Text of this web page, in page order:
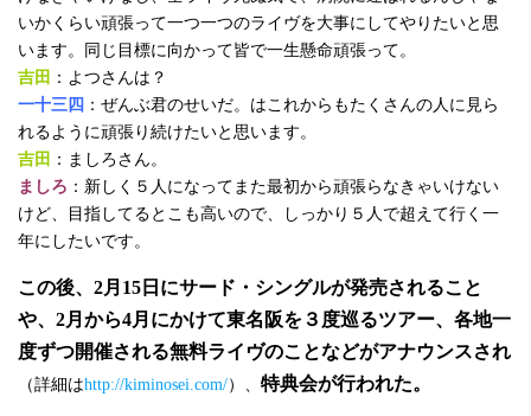
いかくらい頑張って一つ一つのライヴを大事にしてやりたいと思
います。同じ目標に向かって皆で一生懸命頑張って。
吉田 ：よつさんは？
一十三四 ：ぜんぶ君のせいだ。はこれからもたくさんの人に見ら
れるように頑張り続けたいと思います。
吉田 ：ましろさん。
ましろ ：新しく５人になってまた最初から頑張らなきゃいけない
けど、目指してるとこも高いので、しっかり５人で超えて行く一
年にしたいです。
この後、2月15日にサード・シングルが発売されること
や、2月から4月にかけて東名阪を３度巡るツアー、各地一
度ずつ開催される無料ライヴのことなどがアナウンスされ
（詳細はhttp://kiminosei.com/）、 特典会が行われた。